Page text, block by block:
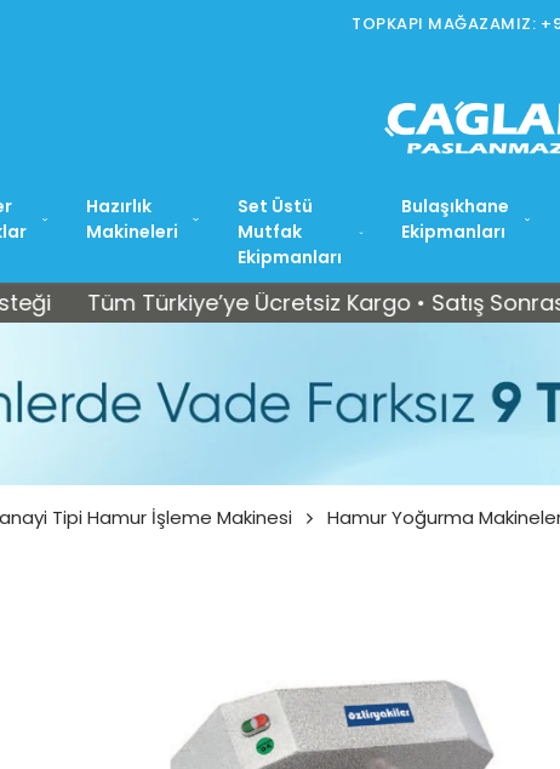
Hazırlık
Makineleri
Set Üstü
Mutfak
Ekipmanları
Bulaşıkhane
Ekipmanları
Tüm Türkiye’ye Ücretsiz Kargo • Satış Sonrası
Tipi Hamur İşleme Makinesi Hamur Yoğurma